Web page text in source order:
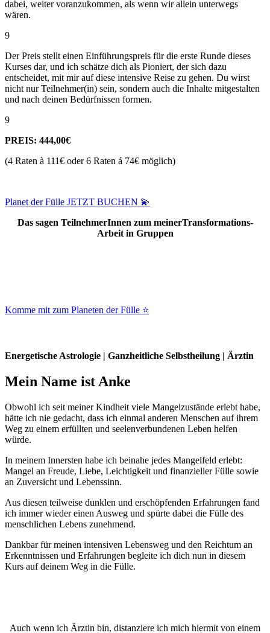
dabei, weiter voranzukommen, als wenn wir allein unterwegs
wären.
9
Der Preis stellt einen Einführungspreis für die erste Runde dieses
Kurses dar, und ich schätze dich als Pioniert, der sich dazu
entscheidet, mit mir auf diese intensive Reise zu gehen. Du wirst
nicht nur Teilnehmer(in) sein, sondern auch die Inhalte mitgestalten
und nach deinen Bedürfnissen formen.
9
PREIS: 444,00€
(4 Raten à 111€ oder 6 Raten á 74€ möglich)
Planet der Fülle JETZT BUCHEN 💫
Das sagen TeilnehmerInnen zum meinerTransformations-
Arbeit in Gruppen
Komme mit zum Planeten der Fülle ⭐
Energetische Astrologie | Ganzheitliche Selbstheilung | Ärztin
Mein Name ist Anke
Obwohl ich seit meiner Kindheit viele Mangelzustände erlebt habe,
hätte ich nie gedacht, dass ich einmal anderen Menschen auf ihrem
Weg zu einem erfüllten und seelenverbundenen Leben helfen
würde.
In meinem Innersten habe ich beinahe jedes Mangelfeld erlebt:
Mangel an Freude, Liebe, Leichtigkeit und finanzieller Fülle sowie
an Zuversicht und Lebenssinn.
Aus diesen teilweise dunklen und erschöpfenden Erfahrungen fand
ich immer wieder einen Ausweg und spürte dabei die Fülle des
menschlichen Lebens zunehmend.
Dankbar für meinen intensiven Lebensweg und den Reichtum an
Erkenntnissen und Erfahrungen begleite ich dich nun in diesem
Kurs auf deinem Weg in die Fülle.
Auch wenn ich Ärztin bin, distanziere ich mich hiermit von einem